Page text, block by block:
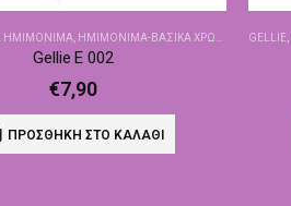
ΗΜΙΜΌΝΙΜΑ, ΗΜΙΜΌΝΙΜΑ-ΒΑΣΙΚΆ ΧΡΏΜΑΤΑ
Gellie E 002
€7,90
ΠΡΟΣΘΉΚΗ ΣΤΟ ΚΑΛΆΘΙ
GELLIE,